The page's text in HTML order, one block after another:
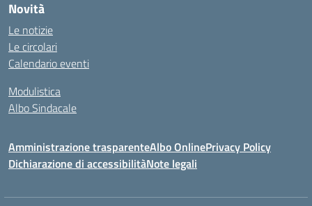
Novità
Le notizie
Le circolari
Calendario eventi
Modulistica
Albo Sindacale
Amministrazione trasparenteAlbo OnlinePrivacy Policy
Dichiarazione di accessibilitàNote legali